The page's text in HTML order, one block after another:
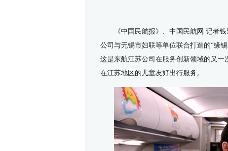
《中国民航报》、中国民航网 记者
公司与无锡市妇联等单位联合打造的“缘
这是东航江苏公司在服务创新领域的又
在江苏地区的儿童友好出行服务。